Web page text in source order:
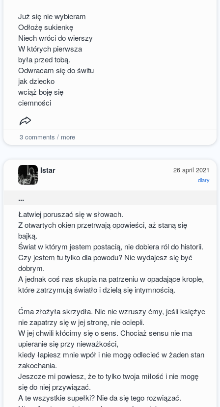
Już się nie wybieram
Odłożę sukienkę
Niech wróci do wierszy
W których pierwsza
była przed tobą.
Odwracam się do świtu
jak dziecko
wciąż boję się
ciemności
3comments / more
26 april 2021
diary
Istar
...
Łatwiej poruszać się w słowach.
Z otwartych okien przetrwają opowieści, aż staną się
bajką.
Świat w którym jestem postacią, nie dobiera ról do historii.
Czy jestem tu tylko dla powodu? Nie wydajesz się być
dobrym.
A jednak coś nas skupia na patrzeniu w opadające krople,
które zatrzymują światło i dzielą się intymnością.
Ćma złożyła skrzydła. Nic nie wzruszy ćmy, jeśli księżyc
nie zapatrzy się w jej stronę, nie ociepli.
W jej chwili kłócimy się o sens. Chociaż sensu nie ma
upieranie się przy nieważkości,
kiedy łapiesz mnie wpół i nie mogę odlecieć w żaden stan
zakochania.
Jeszcze mi powiesz, że to tylko twoja miłość i nie mogę
się do niej przywiązać.
A te wszystkie supełki? Nie da się tego rozwiązać.